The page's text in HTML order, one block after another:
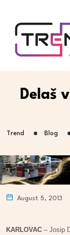
Delaš
Trend Blog
August 5, 2013
KARLOVAC – Josip